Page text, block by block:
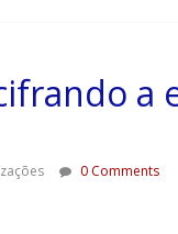
a
0 Comments